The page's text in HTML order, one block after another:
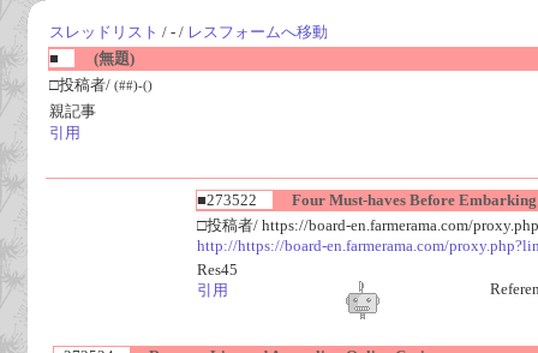
スレッドリスト / - / レスフォームへ移動
■
(無題)
□投稿者/ (##)-()
親記事
引用
■273522
Four Must-haves Before
□投稿者/ https://board-en.farmerama.com/
http://https://board-en.farmerama.com/
Res45
引用